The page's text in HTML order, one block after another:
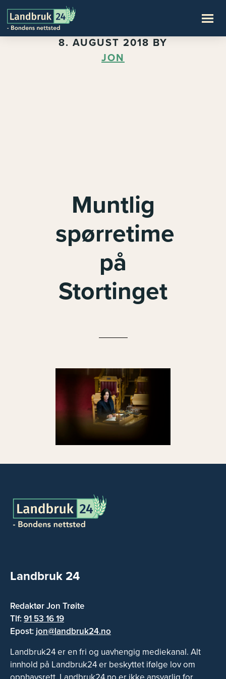
8. AUGUST 2018 BY
JON
Muntlig
spørretime
på
Stortinget
Landbruk 24
Redaktør Jon Trøite
Tlf:91 53 16 19
Epost: jon@landbruk24.no
Landbruk24 er en fri og uavhengig mediekanal. Alt
innhold på Landbruk24 er beskyttet ifølge lov om